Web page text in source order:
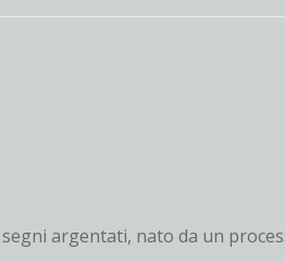
argentati, nato da un